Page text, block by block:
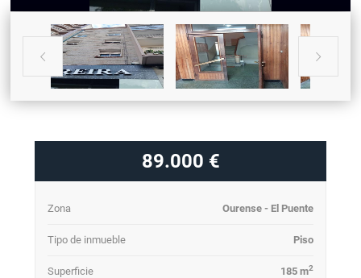
 
89.000 €
Zona Ourense - El Puente
Tipo de inmueble Piso
Superficie 185 m2